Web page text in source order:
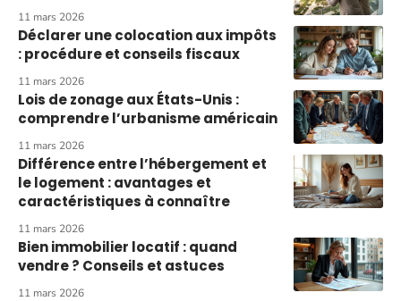
11 mars 2026
Déclarer une colocation aux impôts
: procédure et conseils fiscaux
11 mars 2026
Lois de zonage aux États-Unis :
comprendre l’urbanisme américain
11 mars 2026
Différence entre l’hébergement et
le logement : avantages et
caractéristiques à connaître
11 mars 2026
Bien immobilier locatif : quand
vendre ? Conseils et astuces
11 mars 2026